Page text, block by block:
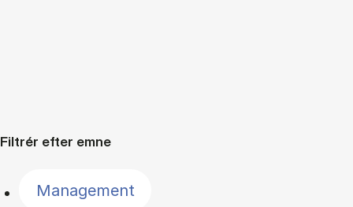
Filtrér efter emne
Management